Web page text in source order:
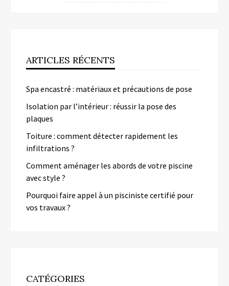
ARTICLES RÉCENTS
Spa encastré : matériaux et précautions de pose
Isolation par l’intérieur : réussir la pose des
plaques
Toiture : comment détecter rapidement les
infiltrations ?
Comment aménager les abords de votre piscine
avec style ?
Pourquoi faire appel à un pisciniste certifié pour
vos travaux ?
CATÉGORIES